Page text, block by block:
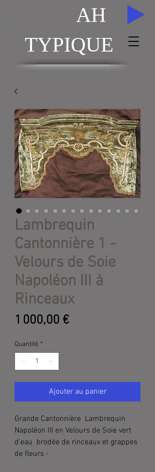
AH
TYPIQUE
ACHAT / VENTE TABLEAUX
Lambrequin
Cantonnière 1 -
Velours de Soie
Napoléon III à
Rinceaux
1 000,00 €Prix
Quantité *
Ajouter au panier
Grande Cantonnière Lambrequin
Napoléon III en Velours de Soie vert
d'eau brodée de rinceaux et grappes
de fleurs -